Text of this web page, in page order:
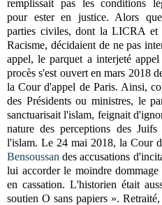
remplissait pas les conditions
pour ester en justice. Alors
parties civiles, dont la LICRA et
Racisme, décidaient de ne pas
appel, le parquet a interjeté
procès s'est ouvert en mars 2018
la Cour d'appel de Paris. Ainsi,
des Présidents ou ministres, le
sanctuarisait l'islam, feignait
nature des perceptions des Juifs
l'islam. Le 24 mai 2018, la Cour
Bensoussan des accusations
lui accorder le moindre
en cassation. L'historien était
soutien O sans papiers ».